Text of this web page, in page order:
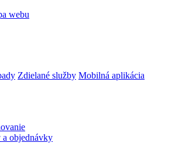
webu
Zdielané služby Mobilná aplikácia
objednávky